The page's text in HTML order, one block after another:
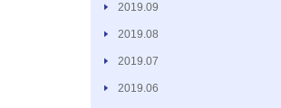
2019.09
2019.08
2019.07
2019.06